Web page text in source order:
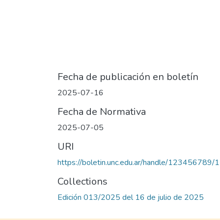
Fecha de publicación en boletín
2025-07-16
Fecha de Normativa
2025-07-05
URI
https://boletin.unc.edu.ar/handle/123456789/
Collections
Edición 013/2025 del 16 de julio de 2025